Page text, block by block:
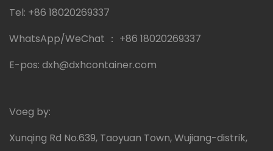
Tel: +86 18020269337
WhatsApp/WeChat ： +86 18020269337
E-pos: dxh@dxhcontainer.com
Voeg by:
Xunqing Rd No.639, Taoyuan Town, Wujiang-distrik,